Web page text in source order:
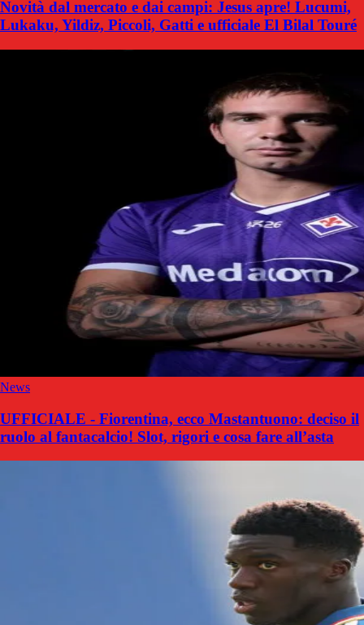
Novità dal mercato e dai campi: Jesus apre! Lucumi,
Lukaku, Yildiz, Piccoli, Gatti e ufficiale El Bilal Touré
News
UFFICIALE - Fiorentina, ecco Mastantuono: deciso il
ruolo al fantacalcio! Slot, rigori e cosa fare all’asta